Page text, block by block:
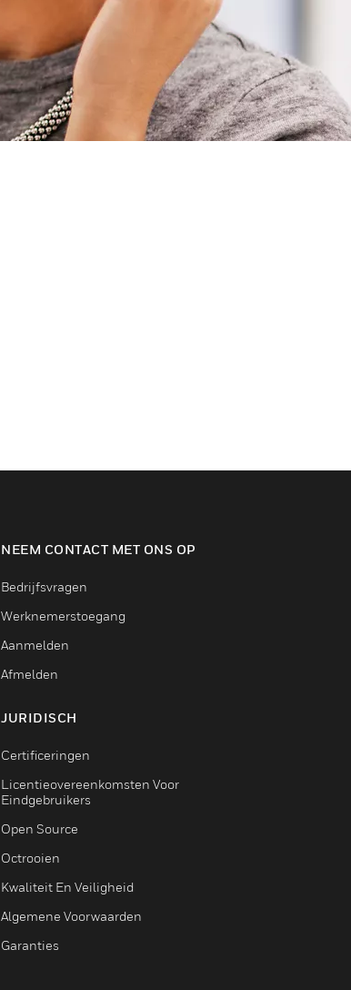
NEEM CONTACT MET ONS OP
Bedrijfsvragen
Werknemerstoegang
Aanmelden
Afmelden
JURIDISCH
Certificeringen
Licentieovereenkomsten Voor
Eindgebruikers
Open Source
Octrooien
Kwaliteit En Veiligheid
Algemene Voorwaarden
Garanties